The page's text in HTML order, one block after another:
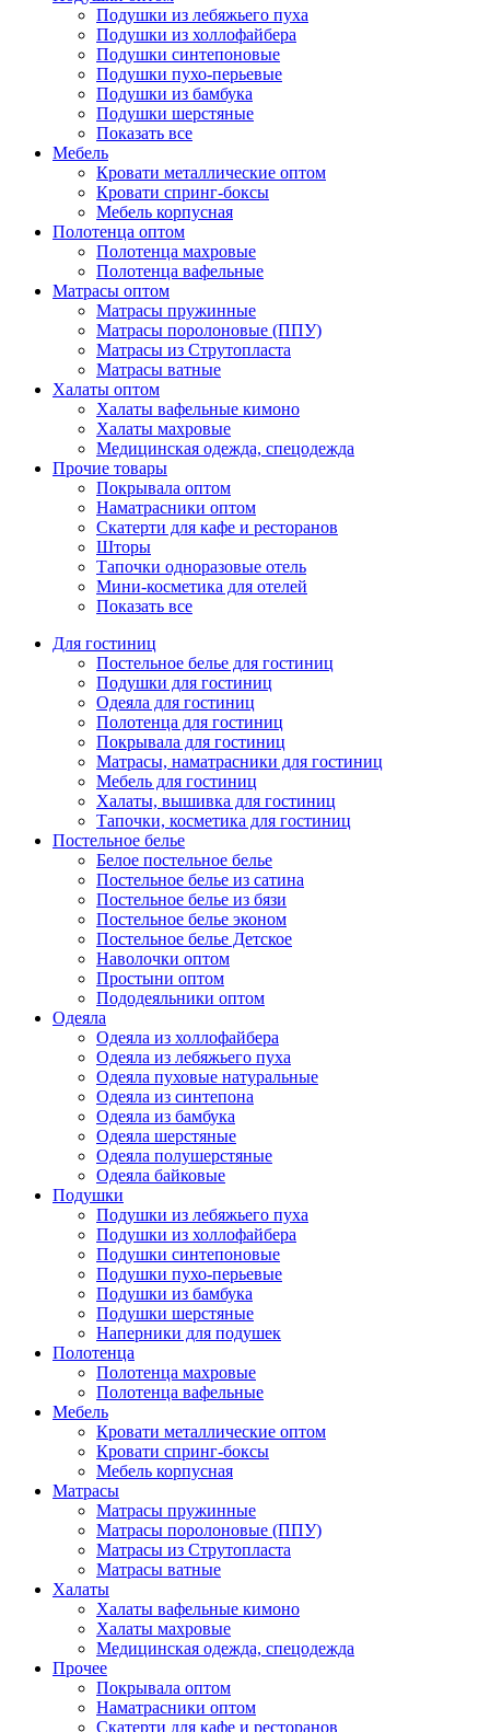
Подушки из лебяжьего пуха
Подушки из холлофайбера
Подушки синтепоновые
Подушки пухо-перьевые
Подушки из бамбука
Подушки шерстяные
Показать все
Мебель
Кровати металлические оптом
Кровати спринг-боксы
Мебель корпусная
Полотенца оптом
Полотенца махровые
Полотенца вафельные
Матрасы оптом
Матрасы пружинные
Матрасы поролоновые (ППУ)
Матрасы из Струтопласта
Матрасы ватные
Халаты оптом
Халаты вафельные кимоно
Халаты махровые
Медицинская одежда, спецодежда
Прочие товары
Покрывала оптом
Наматрасники оптом
Скатерти для кафе и ресторанов
Шторы
Тапочки одноразовые отель
Мини-косметика для отелей
Показать все
Для гостиниц
Постельное белье для гостиниц
Подушки для гостиниц
Одеяла для гостиниц
Полотенца для гостиниц
Покрывала для гостиниц
Матрасы, наматрасники для гостиниц
Мебель для гостиниц
Халаты, вышивка для гостиниц
Тапочки, косметика для гостиниц
Постельное белье
Белое постельное белье
Постельное белье из сатина
Постельное белье из бязи
Постельное белье эконом
Постельное белье Детское
Наволочки оптом
Простыни оптом
Пододеяльники оптом
Одеяла
Одеяла из холлофайбера
Одеяла из лебяжьего пуха
Одеяла пуховые натуральные
Одеяла из синтепона
Одеяла из бамбука
Одеяла шерстяные
Одеяла полушерстяные
Одеяла байковые
Подушки
Подушки из лебяжьего пуха
Подушки из холлофайбера
Подушки синтепоновые
Подушки пухо-перьевые
Подушки из бамбука
Подушки шерстяные
Наперники для подушек
Полотенца
Полотенца махровые
Полотенца вафельные
Мебель
Кровати металлические оптом
Кровати спринг-боксы
Мебель корпусная
Матрасы
Матрасы пружинные
Матрасы поролоновые (ППУ)
Матрасы из Струтопласта
Матрасы ватные
Халаты
Халаты вафельные кимоно
Халаты махровые
Медицинская одежда, спецодежда
Прочее
Покрывала оптом
Наматрасники оптом
Скатерти для кафе и ресторанов